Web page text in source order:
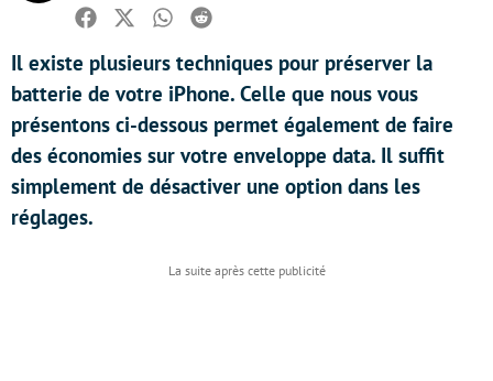
Facebook
TwitterWhatsapp
Reddit
Il existe plusieurs techniques pour préserver la
batterie de votre iPhone. Celle que nous vous
présentons ci-dessous permet également de faire
des économies sur votre enveloppe data. Il suffit
simplement de désactiver une option dans les
réglages.